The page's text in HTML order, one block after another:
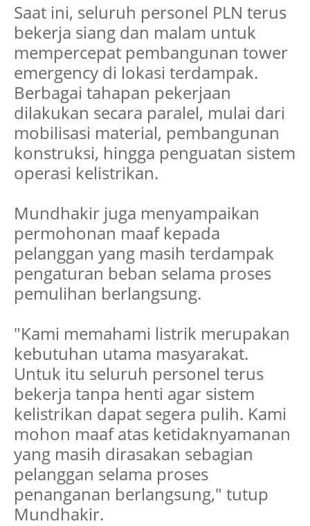
Saat ini, seluruh personel PLN terus
bekerja siang dan malam untuk
mempercepat pembangunan tower
emergency di lokasi terdampak.
Berbagai tahapan pekerjaan
dilakukan secara paralel, mulai dari
mobilisasi material, pembangunan
konstruksi, hingga penguatan sistem
operasi kelistrikan.
Mundhakir juga menyampaikan
permohonan maaf kepada
pelanggan yang masih terdampak
pengaturan beban selama proses
pemulihan berlangsung.
"Kami memahami listrik merupakan
kebutuhan utama masyarakat.
Untuk itu seluruh personel terus
bekerja tanpa henti agar sistem
kelistrikan dapat segera pulih. Kami
mohon maaf atas ketidaknyamanan
yang masih dirasakan sebagian
pelanggan selama proses
penanganan berlangsung," tutup
Mundhakir.